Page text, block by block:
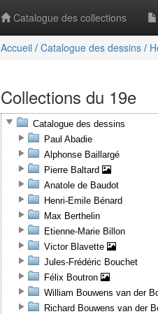
Catalogue des collections
Accueil / Catalogue des dessins /
Collections du 19e
Catalogue des dessins
Paul Abadie
Alphonse Baillargé
Pierre Baltard
Anatole de Baudot
Henri-Emile Bénard
Max Berthelin
Etienne-Marie Billon
Victor Blavette
Jules-Frédéric Bouchet
Félix Boutron
William Bouwens van der
Richard Bouwens van der